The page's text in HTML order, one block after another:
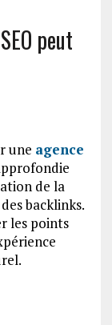
peut
une agence
de la
backlinks.
les points